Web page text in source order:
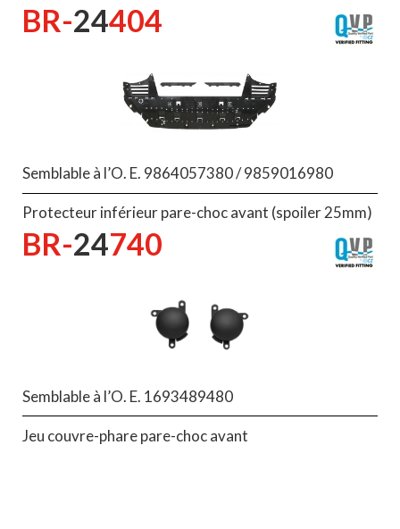
BR-24404
Semblable à l’O. E. 9864057380 / 9859016980
Protecteur inférieur pare-choc avant (spoiler 25mm)
BR-24740
Semblable à l’O. E. 1693489480
Jeu couvre-phare pare-choc avant